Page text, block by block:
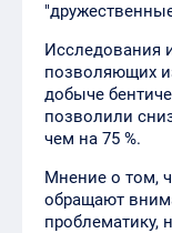
Исследования
позволяющих
добыче
позволили
чем на 75 %.
Мнение о том,
обращают
проблематику,